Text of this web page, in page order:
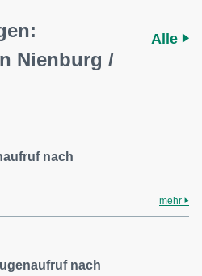
Nienburg /
Alle
nach
mehr
nach